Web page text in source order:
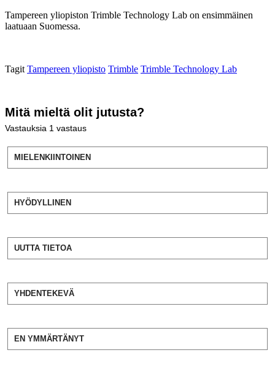
Tampereen yliopiston Trimble Technology Lab on ensimmäinen
laatuaan Suomessa.
Tagit Tampereen yliopisto Trimble Trimble Technology Lab
Mitä mieltä olit jutusta?
Vastauksia 1 vastaus
MIELENKIINTOINEN
HYÖDYLLINEN
UUTTA TIETOA
YHDENTEKEVÄ
EN YMMÄRTÄNYT